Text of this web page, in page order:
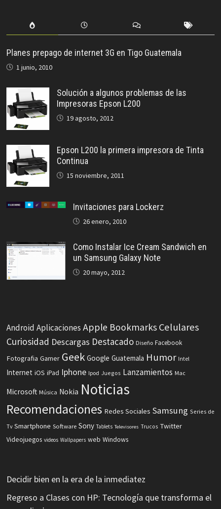
Planes prepago de internet 3G en Tigo Guatemala
1 junio, 2010
Solución a algunos problemas de las
Impresoras Epson L200
19 agosto, 2012
Epson L200 la primera impresora de Tinta
Continua
15 noviembre, 2011
Invitaciones para Lockerz
26 enero, 2010
Como Instalar Ice Cream Sandwich en
un Samsung Galaxy Note
20 mayo, 2012
Android Aplicaciones Apple Bookmarks Celulares
Curiosidad Descargas Destacado Diseño Facebook
Fotografia Gamer Geek Google Guatemala Humor Intel
Internet iOS iPad Iphone Ipod Juegos Lanzamientos Mac
Microsoft Música Nokia Noticias
Recomendaciones Redes Sociales Samsung Series de
Tv Smartphone Software Sony Tablets Televisores Trucos Twitter
Videojuegos videos Wallpapers web Windows
Decidir bien en la era de la inmediatez
Regreso a Clases con HP: Tecnología que transforma el